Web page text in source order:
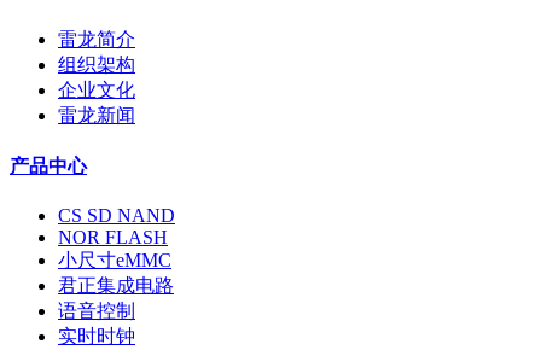
雷龙简介
组织架构
企业文化
雷龙新闻
产品中心
CS SD NAND
NOR FLASH
小尺寸eMMC
君正集成电路
语音控制
实时时钟